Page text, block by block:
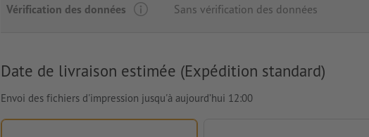
Vérification des données Sans vérification des données
Date de livraison estimée (Expédition standard)
Envoi des fichiers d'impression jusqu'à aujourd’hui 12:00